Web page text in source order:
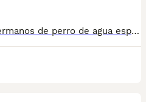
Increíble camada de tres hermanos de perro de agua español disponibles . Centro Canino Vallbonica es mucho más que un centro de cría , es un equipo amante de los animales y apasionados con su trabajo y muy comprometidos con el bienestar animal. Somos Criadores directos, sin intermediarios, con más de 20 años de experiencia y Apostamos por una cría responsable y una cuidada selección de nuestros progenitores. TODOS nuestros bebés nacen y se crían en nuestras instalaciones rodeados de naturaleza y cariño , asegurando así un correcto desarrollo y una magnífica socialización, consiguiendo en cada ejemplar un carácter juguetón y extrovertido algo primordial para su adaptación como un miembro más en tu familia . Se entregan con carnet de vacunas correspondiente a su edad , desparasitados y microchip implantado y activado en registro de Anicom. Facilitamos junto al cachorro contrato de compra con garantías víricas de 15 días y congénitas de 1 año . Contamos con un gran equipo de profesionales entre los que se encuentran educadores, auxiliares y Veterinarios ofreciendo los controles sanitarios necesarios así como continua vigilancia asesorándote durante todos el proceso y al llegar a casa. Hacemos envíos a toda España con empresa de transporte privado, proporcionando un viaje confortable y ofreciendo las atenciones necesarias a nuestros bebés . Nuestros precios son REALES ( incluye el IVA) y sin sorpresas finales . Si estás interesado en alguno de nuestros ejemplares solicita información sin compromiso. También atendemos vía WhatsApp ☎️722269698 - 722374274 📍Piera (Barcelona)